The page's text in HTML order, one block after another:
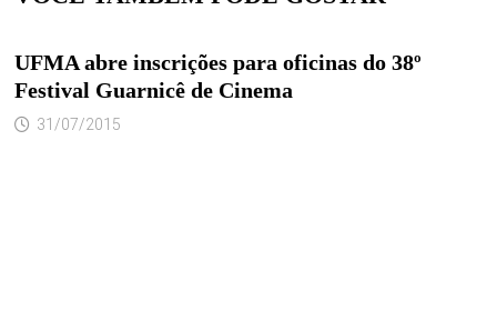
UFMA abre inscrições para oficinas do 38º
Festival Guarnicê de Cinema
31/07/2015